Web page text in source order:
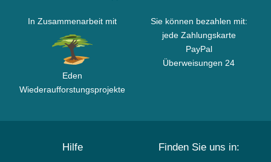
In Zusammenarbeit mit
Eden
Wiederaufforstungsprojekte
Sie können bezahlen mit:
jede Zahlungskarte
PayPal
Überweisungen 24
Hilfe Finden Sie uns in: